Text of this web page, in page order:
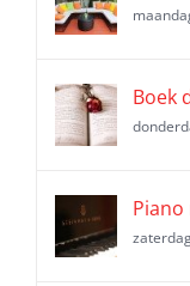
Boek